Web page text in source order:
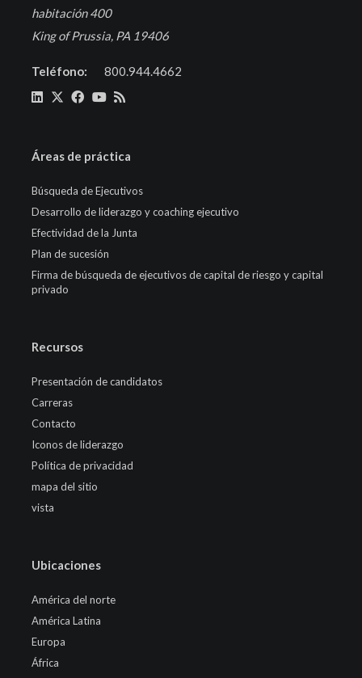
habitación 400
King of Prussia, PA 19406
Teléfono: 800.944.4662
Áreas de práctica
Búsqueda de Ejecutivos
Desarrollo de liderazgo y coaching ejecutivo
Efectividad de la Junta
Plan de sucesión
Firma de búsqueda de ejecutivos de capital de riesgo y capital
privado
Recursos
Presentación de candidatos
Carreras
Contacto
Iconos de liderazgo
Política de privacidad
mapa del sitio
vista
Ubicaciones
América del norte
América Latina
Europa
África